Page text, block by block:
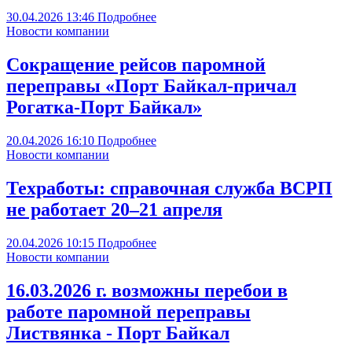
30.04.2026 13:46 Подробнее
Новости компании
Сокращение рейсов паромной
переправы «Порт Байкал-причал
Рогатка-Порт Байкал»
20.04.2026 16:10 Подробнее
Новости компании
Техработы: справочная служба ВСРП
не работает 20–21 апреля
20.04.2026 10:15 Подробнее
Новости компании
16.03.2026 г. возможны перебои в
работе паромной переправы
Листвянка - Порт Байкал